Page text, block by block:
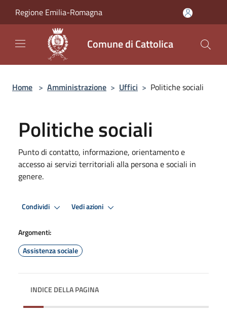
Regione Emilia-Romagna
Comune di Cattolica
Home > Amministrazione > Uffici > Politiche sociali
Politiche sociali
Punto di contatto, informazione, orientamento e
accesso ai servizi territoriali alla persona e sociali in
genere.
Condividi Vedi azioni
Argomenti:
Assistenza sociale
INDICE DELLA PAGINA